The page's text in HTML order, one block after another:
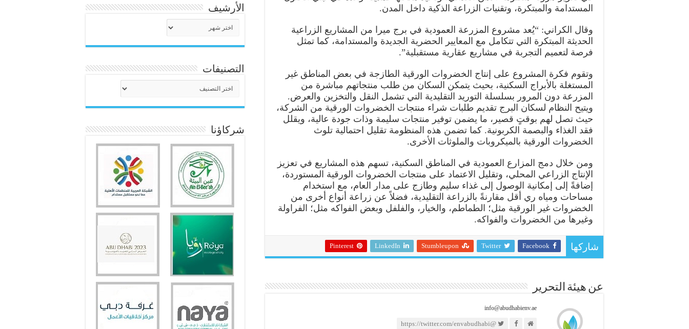
المستدامة والمبتكرة، وتقنيات الزراعة الذكية داخل المدن.
وقال الكراني: “يُعد مشروع المزرعة العمودية في برج ميرا من المشاريع الزراعية
الحديثة المبتكرة التي تتكامل مع المعايير الحضرية الجديدة والمستدامة، كما تمثل
فرصة لتعميم التجربة في مشاريع عقارية مستقبلية”.
وتقوم فكرة المشروع على إنتاج الخضروات الورقية الطازجة في بعض المناطق غير
المستغلة بالأبراج السكنية، بحيث يتمكن السكان من طلب منتجاتهم مباشرة من
المزرعة دون المرور بسلسلة التوريد التقليدية التي تشمل النقل والتخزين والعرض.
ويتيح النظام لسكان البرج تقديم طلبات شراء منتجات الخضروات الورقية من الشركة،
حيث تصل لهم بوقتٍ قصير، ما يضمن توفير منتجات سليمة وذات جودة عالية، ويقلل
فقد الغذاء والبصمة الكربونية. كما تضمن هذه المنظومة تقليل احتمالية تلوث
الخضروات الورقية بالميكروبات والملوثات الأخرى.
ومن خلال دمج المزارع العمودية في المناطق السكنية، تسهم هذه المشاريع في تعزيز
الإنتاج الزراعي المحلي، وتقليل الاعتماد على منتجات الخضروات الورقية المستوردة،
إضافةً إلى إمكانية الوصول إلى غذاء سليم وطازج على مدار العام، مع استخدام
مساحات ومياه ري أقل مقارنةً بالزراعة التقليدية، فضلاً عن زراعة أنواع أخرى من
الخضروات غير الورقية مثل؛ الطماطم، والخيار، والفلفل وبعض الفواكه مثل؛ الفراولة
وغيرها من الخضروات والفواكه.
شاركها Facebook
Twitter
Stumbleupon
LinkedIn
Pinterest
عن هيئة التحرير
info@abudhabienv.ae
@https://twitter.com/envabudhabi
الأرشيف
التصنيفات
شركاؤنا